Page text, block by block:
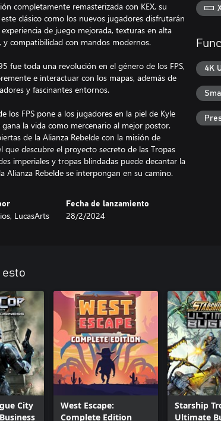
completamente remasterizada con KEX, su
clásico como los nuevos jugadores disfrutarán
de juego mejorada, texturas en alta
compatibilidad con mandos modernos.
fue toda una revolución en el género de los FPS,
e interactuar con los mapas, además de
y fascinantes entornos.
los FPS pone a los jugadores en la piel de Kyle
la vida como mercenario al mejor postor.
de la Alianza Rebelde con la misión de
descubre el proyecto secreto de las Tropas
imperiales y tropas blindadas puede decantar la
LucasArts
Fecha de lanzamiento
28/2/2024
4K
City
West Escape:
Complete Edition
Starship
Ultimate